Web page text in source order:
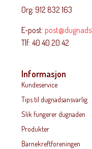
Org; 912 832 163
E-post:
Tlf: 40 40 20 42
Informasjon
Kundeservice
Tips til dugnadsansvarlig
Slik fungerer dugnaden
Produkter
Barnekreftforeningen